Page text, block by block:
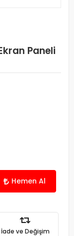
Paneli
Hemen Al
İade ve Değişim